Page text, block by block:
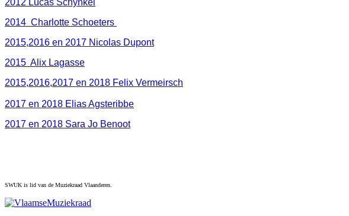
2012 Lucas Schynkel
2014 Charlotte Schoeters
2015,2016 en 2017 Nicolas Dupont
2015 Alix Lagasse
2015,2016,2017 en 2018 Felix Vermeirsch
2017 en 2018 Elias Agsteribbe
2017 en 2018 Sara Jo Benoot
SWUK is lid van de Muziekraad Vlaanderen.